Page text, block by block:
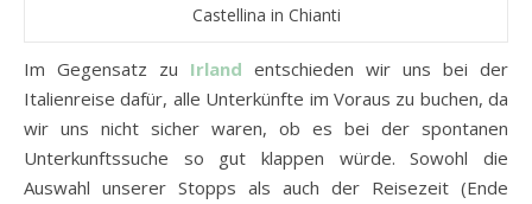
Castellina in Chianti
Im Gegensatz zu Irland entschieden wir uns bei der
Italienreise dafür, alle Unterkünfte im Voraus zu buchen, da
wir uns nicht sicher waren, ob es bei der spontanen
Unterkunftssuche so gut klappen würde. Sowohl die
Auswahl unserer Stopps als auch der Reisezeit (Ende